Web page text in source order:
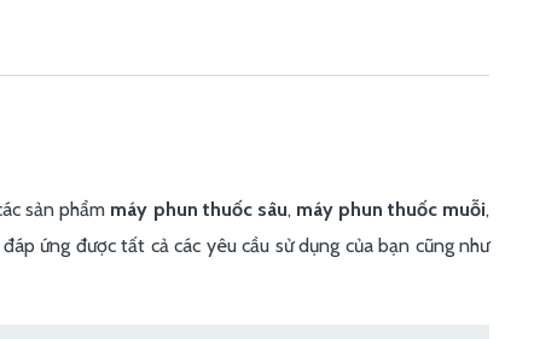
sản phẩm máy phun thuốc sâu, máy phun thuốc muỗi,
ứng được tất cả các yêu cầu sử dụng của bạn cũng như